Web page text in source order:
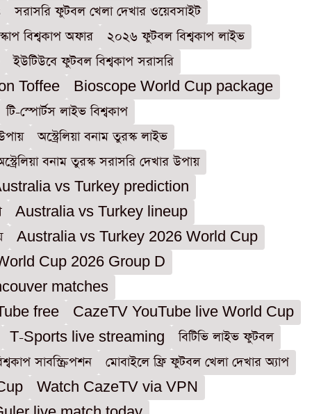
সরাসরি ফুটবল খেলা দেখার ওয়েবসাইট
বিশ্বকাপ অফার
২০২৬ ফুটবল বিশ্বকাপ লাইভ
ইউটিউবে ফুটবল বিশ্বকাপ সরাসরি
Toffee
Bioscope World Cup package
টি-স্পোর্টস লাইভ বিশ্বকাপ
অস্ট্রেলিয়া বনাম তুরস্ক লাইভ
বনাম তুরস্ক সরাসরি দেখার উপায়
vs Turkey prediction
Australia vs Turkey lineup
Australia vs Turkey 2026 World Cup
Cup 2026 Group D
matches
free
CazeTV YouTube live World Cup
T-Sports live streaming
বিটিভি লাইভ ফুটবল
সাবস্ক্রিপশন
মোবাইলে ফ্রি ফুটবল খেলা দেখার অ্যাপ
Watch CazeTV via VPN